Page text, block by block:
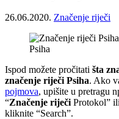
26.06.2020. Značenje riječi
Psiha
Ispod možete pročitati šta
značenje riječi Psiha. Ako
pojmova, upišite u pretragu
“Značenje riječi Protokol”
kliknite “Search”.